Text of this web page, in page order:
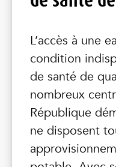
L’accès à une
condition
de santé de
nombreux
République
ne disposent